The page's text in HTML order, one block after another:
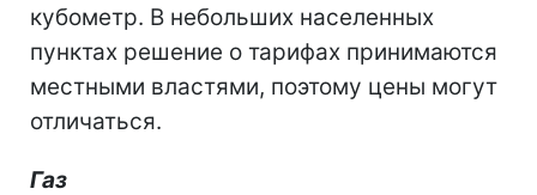
кубометр. В небольших населенных
пунктах решение о тарифах принимаются
местными властями, поэтому цены могут
отличаться.
Газ